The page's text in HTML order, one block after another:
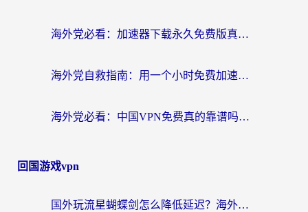
海外党必看：加速器下载永久免费版真的存在吗？教你无缝访问国内资源的正确姿势
海外党自救指南：用一个小时免费加速器，轻松打破国内资源访问壁垒？
海外党必看：中国VPN免费真的靠谱吗？手把手教你选对回国加速器
回国游戏vpn
国外玩流星蝴蝶剑怎么降低延迟？海外党必看的加速秘籍（含欧洲鸣潮&彩虹岛优化攻略）